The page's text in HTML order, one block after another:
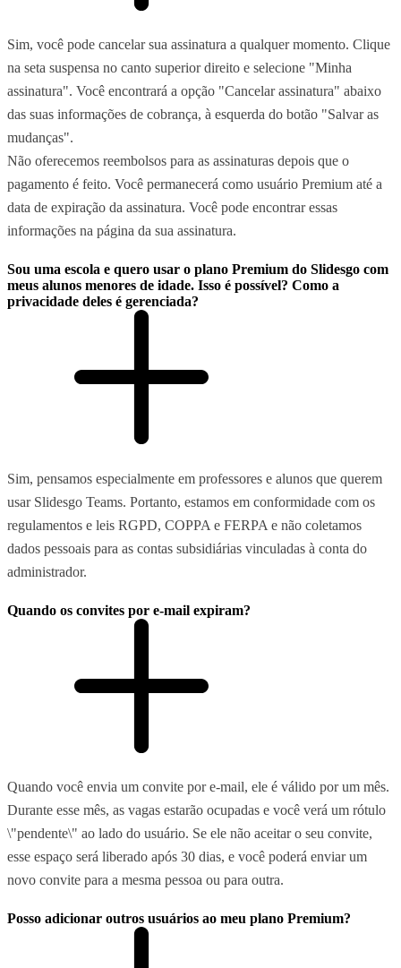
Sim, você pode cancelar sua assinatura a qualquer momento. Clique
na seta suspensa no canto superior direito e selecione "Minha
assinatura". Você encontrará a opção "Cancelar assinatura" abaixo
das suas informações de cobrança, à esquerda do botão "Salvar as
mudanças".
Não oferecemos reembolsos para as assinaturas depois que o
pagamento é feito. Você permanecerá como usuário Premium até a
data de expiração da assinatura. Você pode encontrar essas
informações na página da sua assinatura.
Sou uma escola e quero usar o plano Premium do Slidesgo com
meus alunos menores de idade. Isso é possível? Como a
privacidade deles é gerenciada?
Sim, pensamos especialmente em professores e alunos que querem
usar Slidesgo Teams. Portanto, estamos em conformidade com os
regulamentos e leis RGPD, COPPA e FERPA e não coletamos
dados pessoais para as contas subsidiárias vinculadas à conta do
administrador.
Quando os convites por e-mail expiram?
Quando você envia um convite por e-mail, ele é válido por um mês.
Durante esse mês, as vagas estarão ocupadas e você verá um rótulo
\"pendente\" ao lado do usuário. Se ele não aceitar o seu convite,
esse espaço será liberado após 30 dias, e você poderá enviar um
novo convite para a mesma pessoa ou para outra.
Posso adicionar outros usuários ao meu plano Premium?